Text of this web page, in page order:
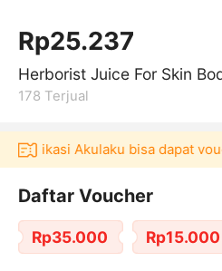
Rp25.237
Herborist Juice For Skin
178 Terjual
aplikasi Akulaku bisa dapat
Daftar Voucher
Rp35.000 Rp15.000